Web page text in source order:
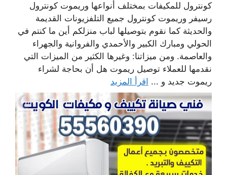
كونترول للمكيفات بمختلف أنواعها وريموت كونترول
رسيفر وريموت كونترول جميع التلفزيونات القديمة
والحديثة كما نقوم بتوصيلها لباب منزلكم أين ما كنتم في
الحولي ومبارك الكبير والأحمدي والفروانية والجهراء
والعاصمة. ومن ميزاتنا: وغيرها الكثير من الميزات التي
نقدمها للعملاء توصيل ريموت هل أن بحاجة لشراء
ريموت جديد و ... اقرأ المزيد